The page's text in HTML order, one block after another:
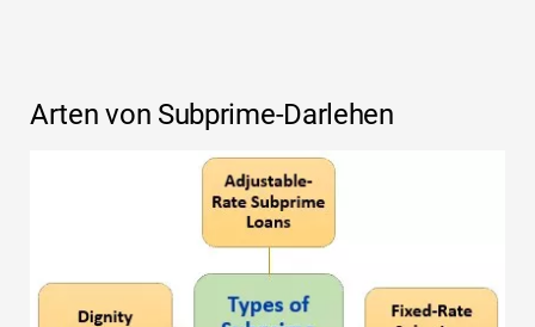
Arten von Subprime-Darlehen